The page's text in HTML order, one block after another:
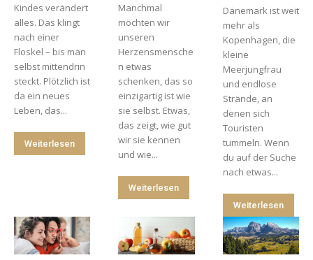
Kindes verändert
alles. Das klingt
nach einer
Floskel – bis man
selbst mittendrin
steckt. Plötzlich ist
da ein neues
Leben, das...
Weiterlesen
Manchmal
möchten wir
unseren
Herzensmensche
n etwas
schenken, das so
einzigartig ist wie
sie selbst. Etwas,
das zeigt, wie gut
wir sie kennen
und wie...
Weiterlesen
Dänemark ist weit
mehr als
Kopenhagen, die
kleine
Meerjungfrau
und endlose
Strände, an
denen sich
Touristen
tummeln. Wenn
du auf der Suche
nach etwas...
Weiterlesen